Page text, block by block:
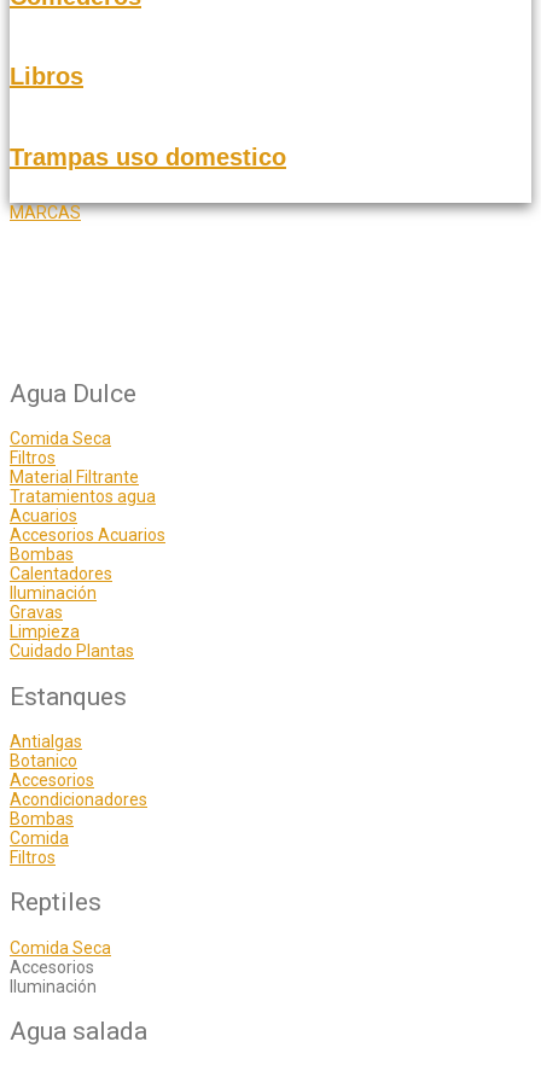
Libros
Trampas uso domestico
MARCAS
Agua Dulce
Comida Seca
Filtros
Material Filtrante
Tratamientos agua
Acuarios
Accesorios Acuarios
Bombas
Calentadores
Iluminación
Gravas
Limpieza
Cuidado Plantas
Estanques
Antialgas
Botanico
Accesorios
Acondicionadores
Bombas
Comida
Filtros
Reptiles
Comida Seca
Accesorios
Iluminación
Agua salada